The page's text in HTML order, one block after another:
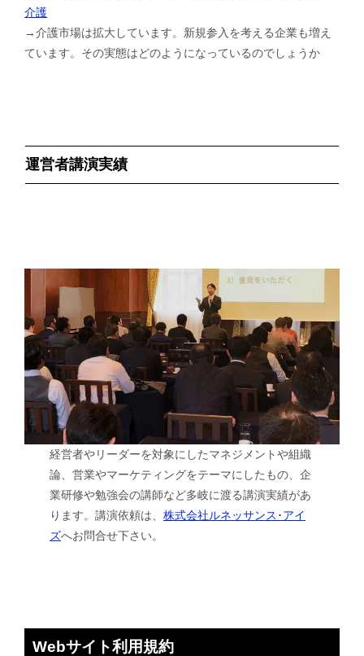
介護
→介護市場は拡大しています。新規参入を考える企業も増え
ています。その実態はどのようになっているのでしょうか
運営者講演実績
経営者やリーダーを対象にしたマネジメントや組織
論、営業やマーケティングをテーマにしたもの、企
業研修や勉強会の講師など多岐に渡る講演実績があ
ります。講演依頼は、株式会社ルネッサンス･アイ
ズへお問合せ下さい。
Webサイト利用規約